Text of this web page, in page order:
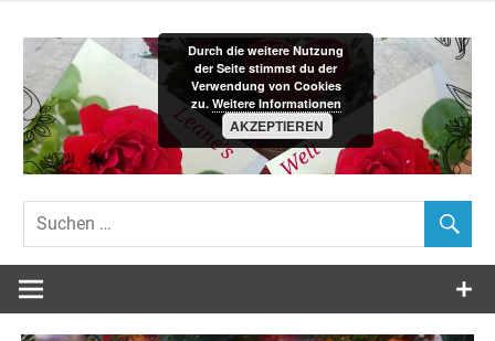
Inhalt
springen
Leane´s-
Welt
Durch die weitere Nutzung
der Seite stimmst du der
Verwendung von Cookies
zu. Weitere Informationen
AKZEPTIEREN